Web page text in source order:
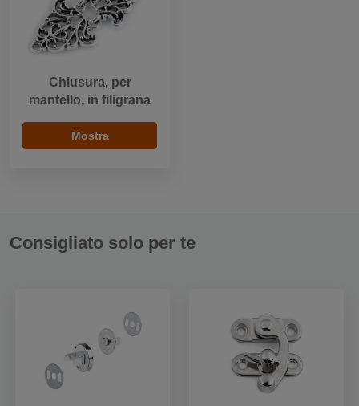
Chiusura, per
mantello, in filigrana
Mostra
Consigliato solo per te